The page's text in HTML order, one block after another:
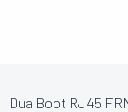
DualBoot RJ45